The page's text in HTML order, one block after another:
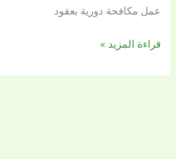
عمل مكافحة دورية بعقود
قراءة المزيد »